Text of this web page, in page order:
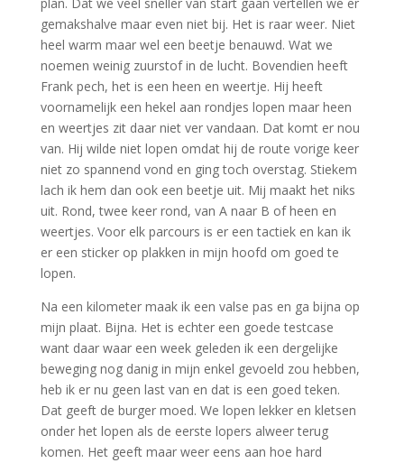
gemakshalve maar even niet bij. Het is raar weer. Niet
heel warm maar wel een beetje benauwd. Wat we
noemen weinig zuurstof in de lucht. Bovendien heeft
Frank pech, het is een heen en weertje. Hij heeft
voornamelijk een hekel aan rondjes lopen maar heen
en weertjes zit daar niet ver vandaan. Dat komt er nou
van. Hij wilde niet lopen omdat hij de route vorige keer
niet zo spannend vond en ging toch overstag. Stiekem
lach ik hem dan ook een beetje uit. Mij maakt het niks
uit. Rond, twee keer rond, van A naar B of heen en
weertjes. Voor elk parcours is er een tactiek en kan ik
er een sticker op plakken in mijn hoofd om goed te
lopen.
Na een kilometer maak ik een valse pas en ga bijna op
mijn plaat. Bijna. Het is echter een goede testcase
want daar waar een week geleden ik een dergelijke
beweging nog danig in mijn enkel gevoeld zou hebben,
heb ik er nu geen last van en dat is een goed teken.
Dat geeft de burger moed. We lopen lekker en kletsen
onder het lopen als de eerste lopers alweer terug
komen. Het geeft maar weer eens aan hoe hard